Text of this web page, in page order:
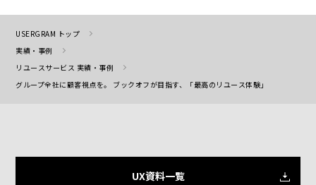
USERGRAM トップ
実績・事例
リユースサービス 実績・事例
グループ全社に顧客視点を。 ブックオフが目指す、「最高のリユース体験」
UX資料一覧